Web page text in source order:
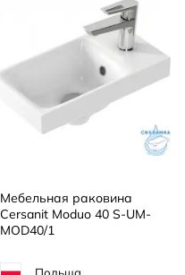
Мебельная раковина
Cersanit Moduo 40 S-UM-
MOD40/1
Польша